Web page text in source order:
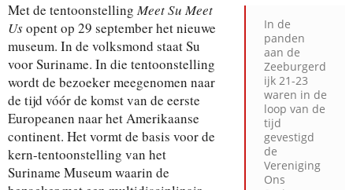
In de
panden
aan de
Zeeburgerd
ijk 21-23
waren in de
loop van de
tijd
gevestigd
de
Vereniging
Ons
Met de tentoonstellingMeet Su Meet
Usopent op 29 september het nieuwe
museum. In de volksmond staat Su
voor Suriname. In die tentoonstelling
wordt de bezoeker meegenomen naar
de tijd vóór de komst van de eerste
Europeanen naar het Amerikaanse
continent. Het vormt de basis voor de
kern-tentoonstelling van het
Suriname Museum waarin de